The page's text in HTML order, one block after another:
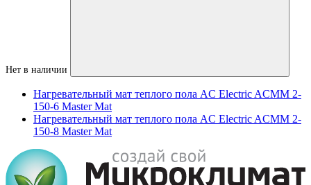
Нет в наличии
Нагревательный мат теплого пола AC Electric ACMM 2-
150-6 Master Mat
Нагревательный мат теплого пола AC Electric ACMM 2-
150-8 Master Mat